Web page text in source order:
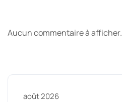
Aucun commentaire à afficher.
août 2026